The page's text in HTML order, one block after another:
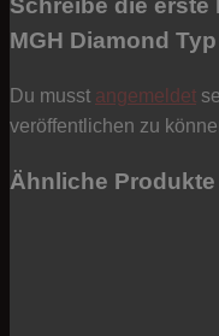
Schreibe die erste
MGH Diamond
Du musst angemeldet
veröffentlichen zu
Ähnliche Produkte